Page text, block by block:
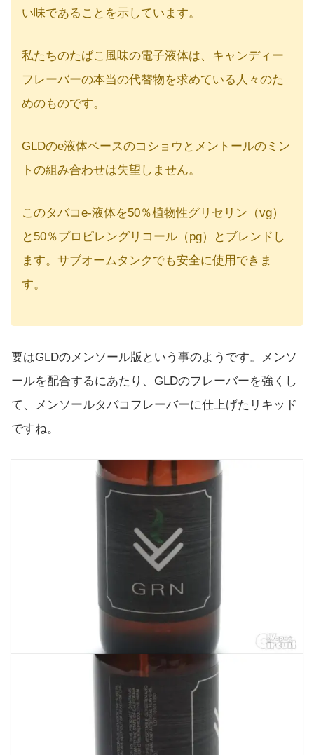
い味であることを示しています。
私たちのたばこ風味の電子液体は、キャンディー
フレーバーの本当の代替物を求めている人々のた
めのものです。
GLDのe液体ベースのコショウとメントールのミン
トの組み合わせは失望しません。
このタバコe-液体を50％植物性グリセリン（vg）
と50％プロピレングリコール（pg）とブレンドし
ます。サブオームタンクでも安全に使用できま
す。
要はGLDのメンソール版という事のようです。メンソ
ールを配合するにあたり、GLDのフレーバーを強くし
て、メンソールタバコフレーバーに仕上げたリキッド
ですね。